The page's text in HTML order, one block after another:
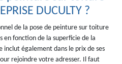
DUCULTY ?
de la pose de peinture sur toiture
en fonction de la superficie de la
également dans le prix de ses
rejoindre votre adresser. Il faut